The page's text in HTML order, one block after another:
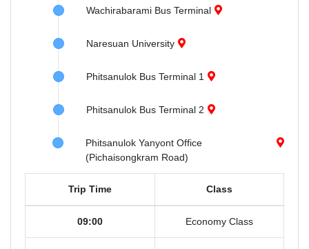
Wachirabarami Bus Terminal
Naresuan University
Phitsanulok Bus Terminal 1
Phitsanulok Bus Terminal 2
Phitsanulok Yanyont Office
(Pichaisongkram Road)
Trip Time Class
09:00 Economy Class